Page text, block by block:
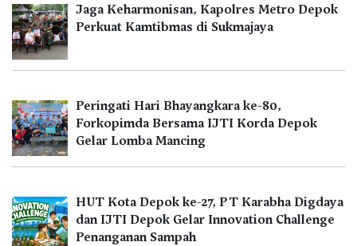
Jaga Keharmonisan, Kapolres Metro Depok
Perkuat Kamtibmas di Sukmajaya
Peringati Hari Bhayangkara ke-80,
Forkopimda Bersama IJTI Korda Depok
Gelar Lomba Mancing
HUT Kota Depok ke-27, PT Karabha Digdaya
dan IJTI Depok Gelar Innovation Challenge
Penanganan Sampah